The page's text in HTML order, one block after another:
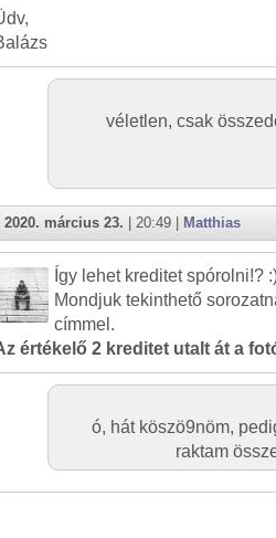
véletlen, csak
2020. március 23. | 20:49 | Matthias
Így lehet kreditet spórolni!?
Mondjuk tekinthető
címmel.
értékelő 2 kreditet utalt át a
ó, hát köszö9nöm,
raktam